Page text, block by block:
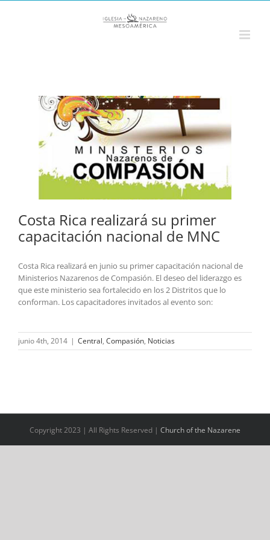
Costa Rica realizará su primer
capacitación nacional de MNC
Costa Rica realizará en junio su primer capacitación nacional de
Ministerios Nazarenos de Compasión. El deseo del liderazgo es
que este ministerio sea fortalecido en los 2 Distritos que lo
conforman. Los capacitadores invitados al evento son:
junio 4th, 2014 | Central, Compasión, Noticias
Copyright 2023 | All Rights Reserved | Church of the Nazarene